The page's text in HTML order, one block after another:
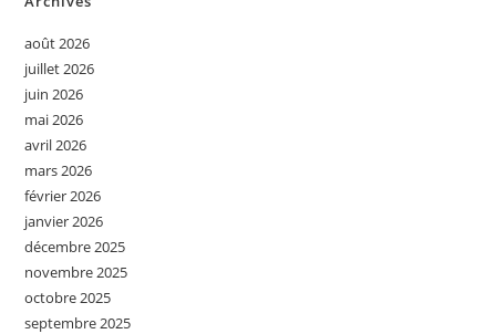
août 2026
juillet 2026
juin 2026
mai 2026
avril 2026
mars 2026
février 2026
janvier 2026
décembre 2025
novembre 2025
octobre 2025
septembre 2025